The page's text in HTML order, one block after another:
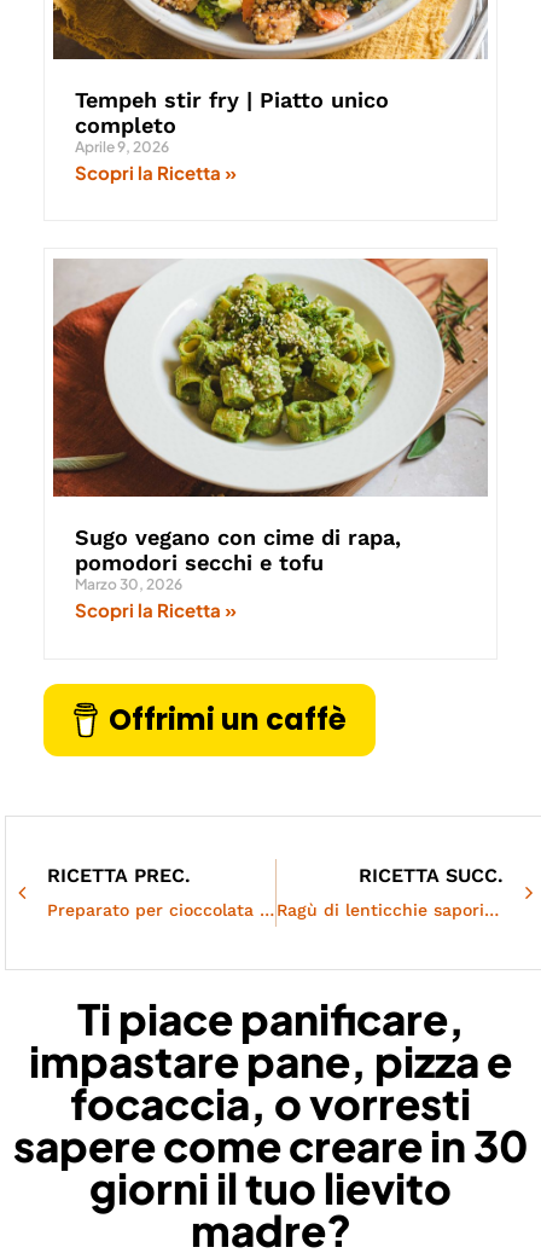
Tempeh stir fry | Piatto unico
completo
Aprile 9, 2026
Scopri la Ricetta »
Sugo vegano con cime di rapa,
pomodori secchi e tofu
Marzo 30, 2026
Scopri la Ricetta »
Offrimi un caffè
RICETTA PREC.
Preparato per cioccolata calda | Vegan e glutenfree
RICETTA SUCC.
Ragù di lenticchie saporito: tutti i segreti
Ti piace panificare,
impastare pane, pizza e
focaccia, o vorresti
sapere come creare in 30
giorni il tuo lievito
madre?